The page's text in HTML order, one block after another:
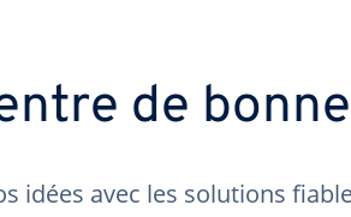
de
idées avec les solutions